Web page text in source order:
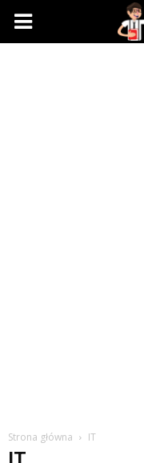
Blog
Strona główna IT